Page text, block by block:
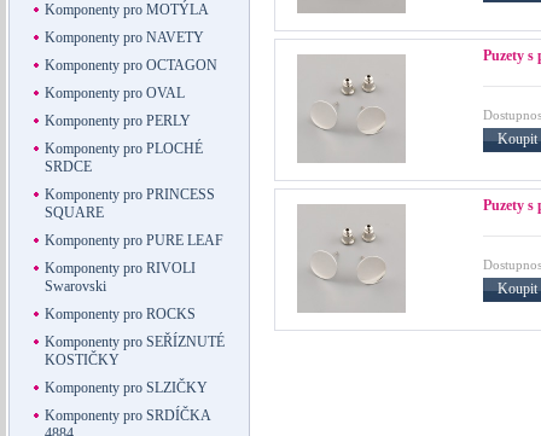
Komponenty pro MOTÝLA
Komponenty pro NAVETY
Komponenty pro OCTAGON
Komponenty pro OVAL
Komponenty pro PERLY
Komponenty pro PLOCHÉ
SRDCE
Komponenty pro PRINCESS
SQUARE
Komponenty pro PURE LEAF
Komponenty pro RIVOLI
Swarovski
Komponenty pro ROCKS
Komponenty pro SEŘÍZNUTÉ
KOSTIČKY
Komponenty pro SLZIČKY
Komponenty pro SRDÍČKA
Puzety s
Koupit
Puzety s
Koupit